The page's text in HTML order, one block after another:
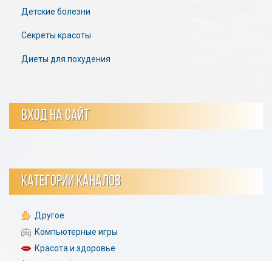
Детские болезни
Секреты красоты
Диеты для похудения
ВХОД НА САЙТ
КАТЕГОРИИ КАНАЛОВ
Другое
Компьютерные игры
Красота и здоровье